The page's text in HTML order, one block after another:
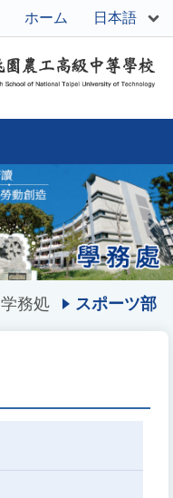
ホーム 日本語
学務処 スポーツ部